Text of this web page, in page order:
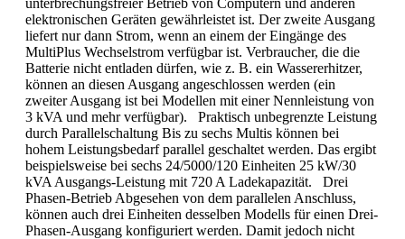
unterbrechungsfreier Betrieb von Computern und anderen
elektronischen Geräten gewährleistet ist. Der zweite Ausgang
liefert nur dann Strom, wenn an einem der Eingänge des
MultiPlus Wechselstrom verfügbar ist. Verbraucher, die die
Batterie nicht entladen dürfen, wie z. B. ein Wassererhitzer,
können an diesen Ausgang angeschlossen werden (ein
zweiter Ausgang ist bei Modellen mit einer Nennleistung von
3 kVA und mehr verfügbar). Praktisch unbegrenzte Leistung
durch Parallelschaltung Bis zu sechs Multis können bei
hohem Leistungsbedarf parallel geschaltet werden. Das ergibt
beispielsweise bei sechs 24/5000/120 Einheiten 25 kW/30
kVA Ausgangs-Leistung mit 720 A Ladekapazität. Drei
Phasen-Betrieb Abgesehen von dem parallelen Anschluss,
können auch drei Einheiten desselben Modells für einen Drei-
Phasen-Ausgang konfiguriert werden. Damit jedoch nicht